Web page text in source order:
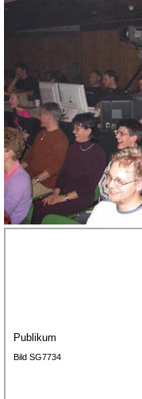
Publikum
Bild SG7734